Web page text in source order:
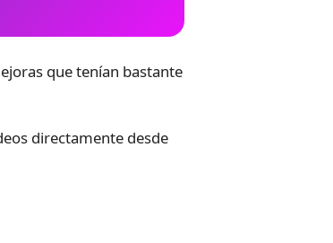
que tenían bastante
directamente desde